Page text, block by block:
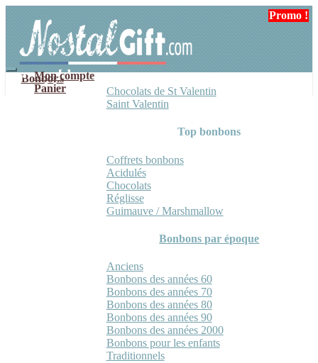
navigation
contenu
Mon compte
Panier
Bonbons
Chocolats de St Valentin
Saint Valentin
Top bonbons
Coffrets bonbons
Acidulés
Chocolats
Réglisse
Guimauve / Marshmallow
Bonbons par époque
Anciens
Bonbons des années 60
Bonbons des années 70
Bonbons des années 80
Bonbons des années 90
Bonbons des années 2000
Bonbons pour les enfants
Traditionnels
Promo !
Promo !
Promo !
Promo !